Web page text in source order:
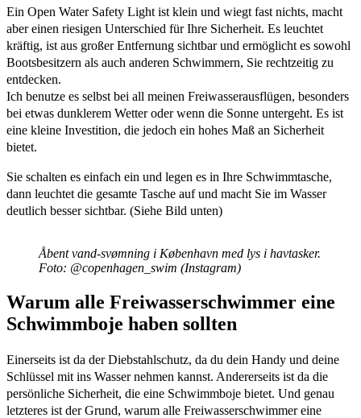
Ein Open Water Safety Light ist klein und wiegt fast nichts, macht
aber einen riesigen Unterschied für Ihre Sicherheit. Es leuchtet
kräftig, ist aus großer Entfernung sichtbar und ermöglicht es sowohl
Bootsbesitzern als auch anderen Schwimmern, Sie rechtzeitig zu
entdecken.
Ich benutze es selbst bei all meinen Freiwasserausflügen, besonders
bei etwas dunklerem Wetter oder wenn die Sonne untergeht. Es ist
eine kleine Investition, die jedoch ein hohes Maß an Sicherheit
bietet.
Sie schalten es einfach ein und legen es in Ihre Schwimmtasche,
dann leuchtet die gesamte Tasche auf und macht Sie im Wasser
deutlich besser sichtbar. (Siehe Bild unten)
Åbent vand-svømning i København med lys i havtasker.
Foto: @copenhagen_swim (Instagram)
Warum alle Freiwasserschwimmer eine
Schwimmboje haben sollten
Einerseits ist da der Diebstahlschutz, da du dein Handy und deine
Schlüssel mit ins Wasser nehmen kannst. Andererseits ist da die
persönliche Sicherheit, die eine Schwimmboje bietet. Und genau
letzteres ist der Grund, warum alle Freiwasserschwimmer eine